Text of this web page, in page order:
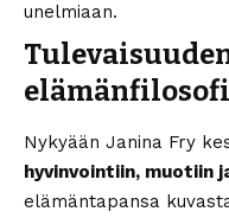
unelmiaan.
Nykyään Janina Fry
hyvinvointiin, muotiin
elämäntapansa